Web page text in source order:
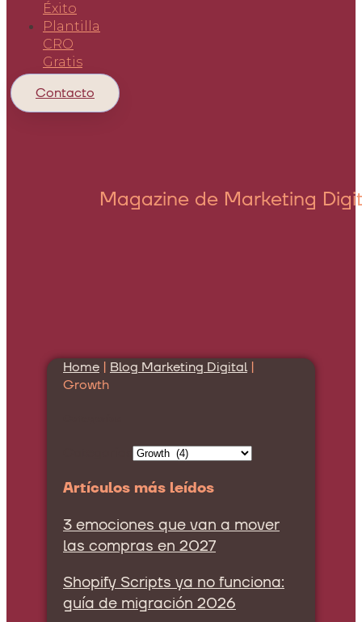
Éxito
Plantilla
CRO
Gratis
Contacto
Magazine de Marketing
Home | Blog Marketing Digital|
Growth
Artículos más leídos
3 emociones que van a mover
las compras en 2027
Shopify Scripts ya no funciona:
guía de migración 2026